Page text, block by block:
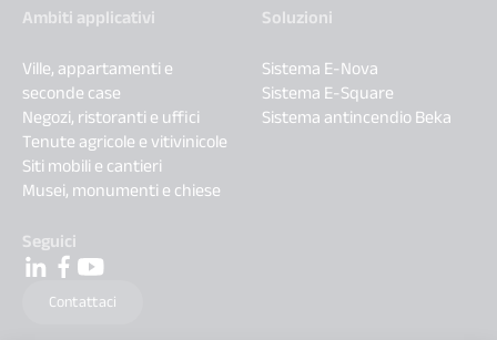
Ambiti applicativi
Ville, appartamenti e
seconde case
Negozi, ristoranti e uffici
Tenute agricole e vitivinicole
Siti mobili e cantieri
Musei, monumenti e chiese
Soluzioni
Sistema E-Nova
Sistema E-Square
Sistema antincendio Beka
Seguici
Contattaci